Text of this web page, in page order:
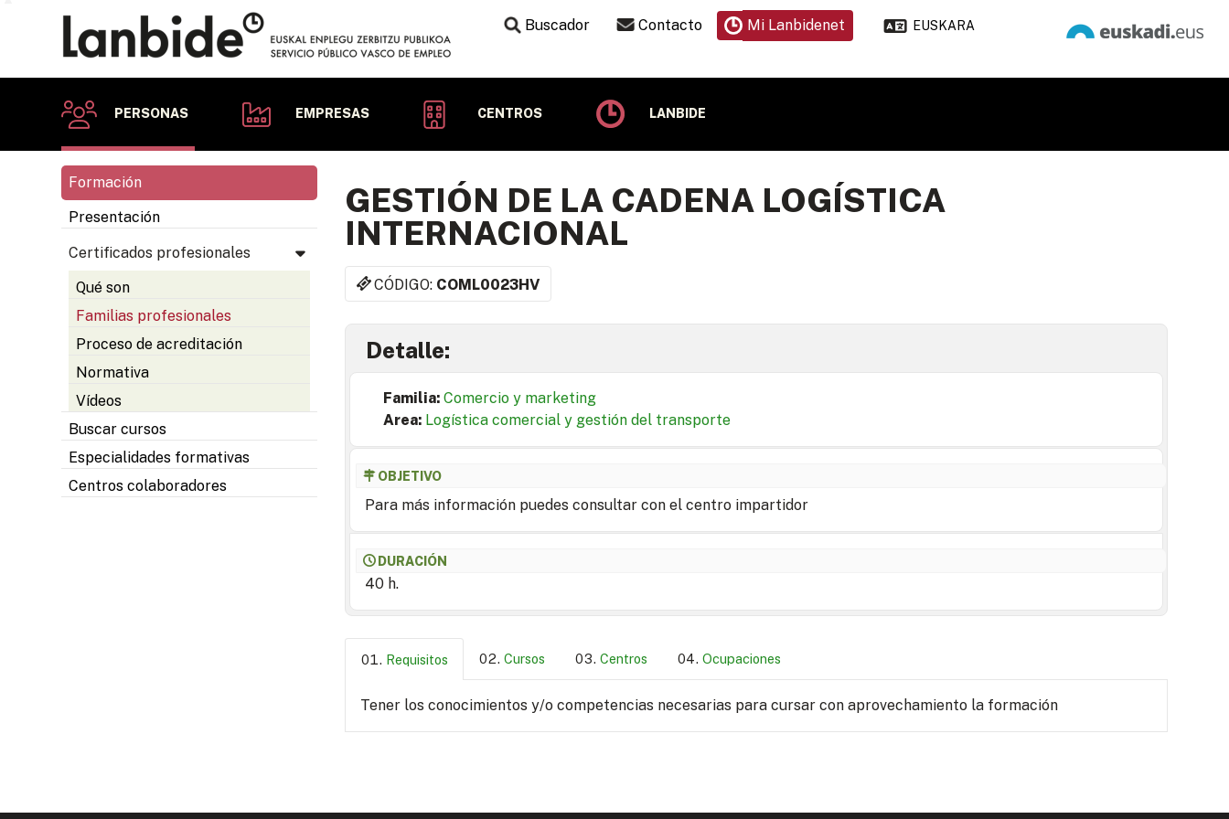
Buscador Contacto Mi Lanbidenet EUSKARA
PERSONAS EMPRESAS CENTROS LANBIDE
Formación
Presentación
Certificados profesionales
Qué son
Familias profesionales
Proceso de acreditación
Normativa
Vídeos
Buscar cursos
Especialidades formativas
Centros colaboradores
GESTIÓN DE LA CADENA LOGÍSTICA
INTERNACIONAL
CÓDIGO: COML0023HV
Detalle:
Familia: Comercio y marketing
Area: Logística comercial y gestión del transporte
OBJETIVO
Para más información puedes consultar con el centro impartidor
DURACIÓN
40 h.
Requisitos Cursos Centros Ocupaciones
Tener los conocimientos y/o competencias necesarias para cursar con aprovechamiento la formación